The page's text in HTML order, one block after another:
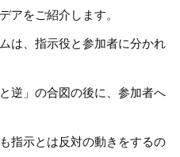
アをご紹介します。
は、指示役と参加者に分かれ
逆」の合図の後に、参加者へ
指示とは反対の動きをするの